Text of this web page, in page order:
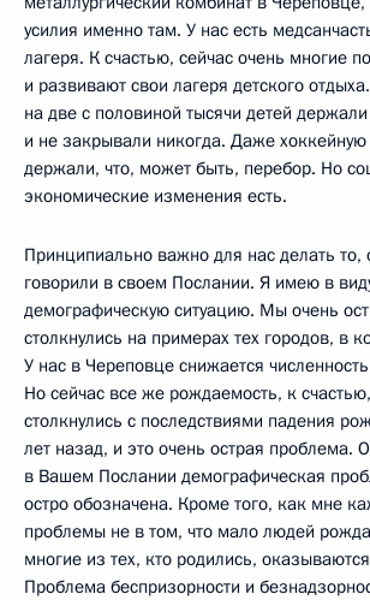
усилия именно там. У нас есть
лагеря. К счастью, сейчас очень многие
и развивают свои лагеря детского
на две с половиной тысячи детей
и не закрывали никогда. Даже
держали, что, может быть, перебор. Но
экономические изменения есть.
Принципиально важно для нас делать
говорили в своем Послании. Я имею в
демографическую ситуацию. Мы очень
столкнулись на примерах тех городов, в
У нас в Череповце снижается
Но сейчас все же рождаемость, к
столкнулись с последствиями падения
лет назад, и это очень острая проблема.
в Вашем Послании демографическая
остро обозначена. Кроме того, как мне
проблемы не в том, что мало людей
многие из тех, кто родились,
Проблема беспризорности и